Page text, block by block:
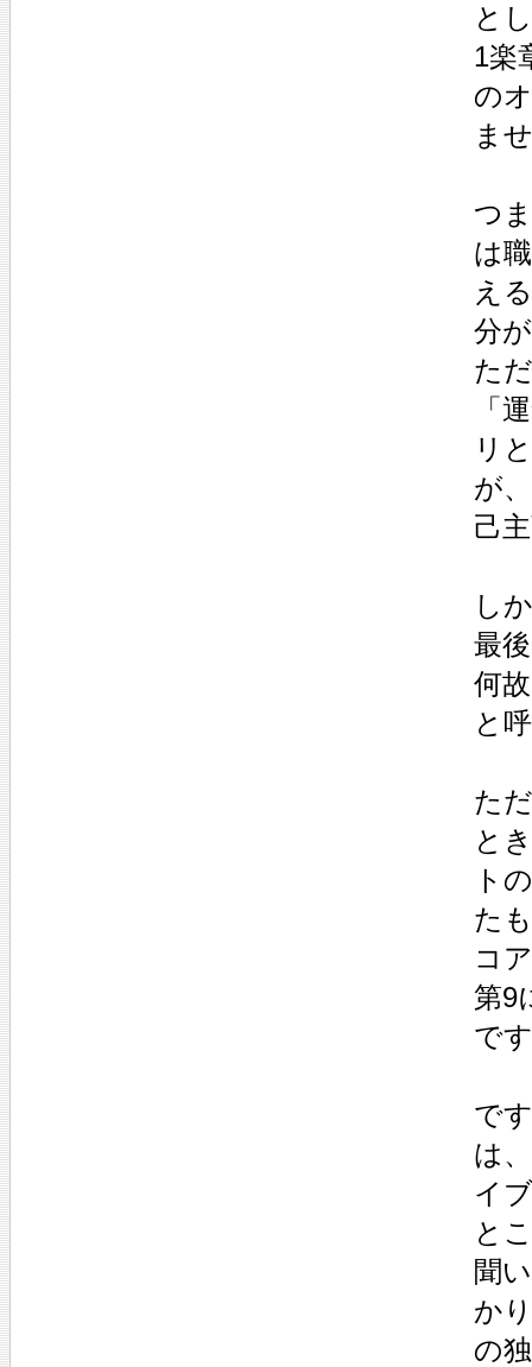
と
1楽
の
ま
つ
は
え
分
た
「
リ
が
己
し
最
何
と
た
と
ト
た
コ
第9
で
で
は
イ
と
聞
か
の